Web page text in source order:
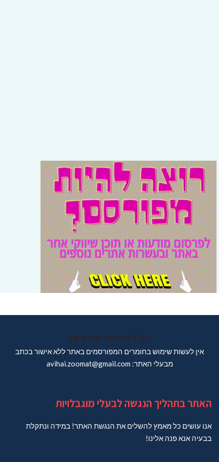
כל הזכויות שמורות
אין לעשות שימוש בחומרים המפורסמים באתר ללא אישור בכתב
מבעלי האתר: avihai.zoomat@gmail.com
האתר בתהליך הנגשה לבעלי מוגבלויות
אנו עושים כל מאמץ להשלים את הנגשת האתר! במידה ונתקלת
בבעיה אנא פנה אלינו!